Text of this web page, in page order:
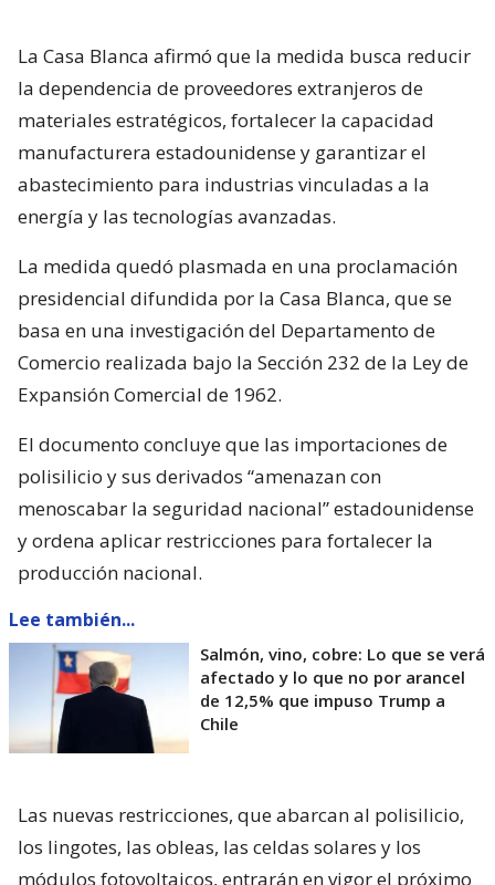
La Casa Blanca afirmó que la medida busca reducir
la dependencia de proveedores extranjeros de
materiales estratégicos, fortalecer la capacidad
manufacturera estadounidense y garantizar el
abastecimiento para industrias vinculadas a la
energía y las tecnologías avanzadas.
La medida quedó plasmada en una proclamación
presidencial difundida por la Casa Blanca, que se
basa en una investigación del Departamento de
Comercio realizada bajo la Sección 232 de la Ley de
Expansión Comercial de 1962.
El documento concluye que las importaciones de
polisilicio y sus derivados “amenazan con
menoscabar la seguridad nacional” estadounidense
y ordena aplicar restricciones para fortalecer la
producción nacional.
Lee también...
Salmón, vino, cobre: Lo que se verá
afectado y lo que no por arancel
de 12,5% que impuso Trump a
Chile
Las nuevas restricciones, que abarcan al polisilicio,
los lingotes, las obleas, las celdas solares y los
módulos fotovoltaicos, entrarán en vigor el próximo